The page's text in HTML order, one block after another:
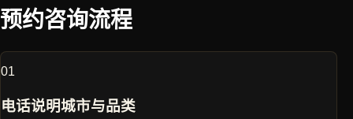
预约咨询流程
01
电话说明城市与品类